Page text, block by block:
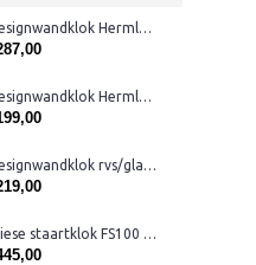
Designwandklok Hermle 70644-382200 beuken
Designwandklok Hermle 70944-X6220
Designwandklok rvs/glas cl303.921
Friese staartklok FS100 eiken